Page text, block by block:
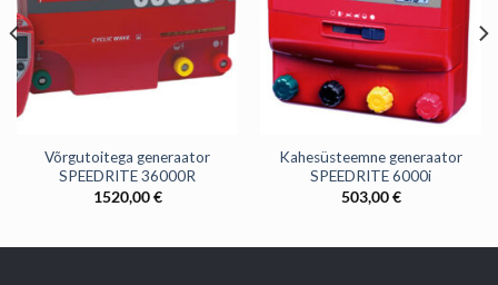
Võrgutoitega generaator
SPEEDRITE 36000R
1520,00€
Kahesüsteemne generaator
SPEEDRITE 6000i
503,00€